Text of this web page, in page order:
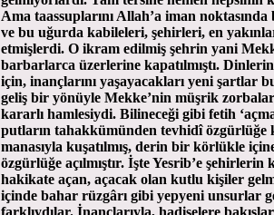
Ama taassuplarını Allah’a iman
ve bu uğurda kabileleri, şehirleri, en
etmişlerdi. O ikram edilmiş şehrin yani
barbarlarca üzerlerine kapatılmıştı.
için, inançlarını yaşayacakları yeni şartlar
geliş bir yönüyle Mekke’nin müşrik
kararlı hamlesiydi. Bilineceği gibi fetih
putların tahakkümünden tevhidî
manasıyla kuşatılmış, derin bir körlükle
özgürlüğe açılmıştır. İşte Yesrib’e
hakikate açan, açacak olan kutlu kişiler
içinde bahar rüzgârı gibi yepyeni unsurlar
farklıydılar. İnançlarıyla, hadiselere